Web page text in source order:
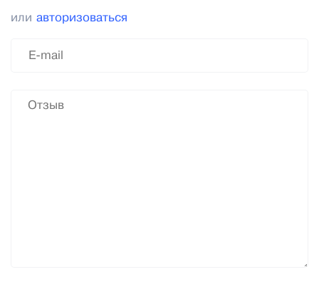
или авторизоваться